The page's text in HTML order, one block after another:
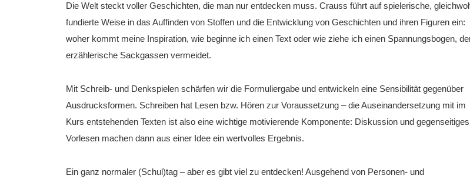
Die Welt steckt voller Geschichten, die man nur entdecken muss. Crauss führt auf spielerische,
fundierte Weise in das Auffinden von Stoffen und die Entwicklung von Geschichten und ihren Figuren ein:
woher kommt meine Inspiration, wie beginne ich einen Text oder wie ziehe ich einen Spannungsbogen,
erzählerische Sackgassen vermeidet.
Mit Schreib- und Denkspielen schärfen wir die Formuliergabe und entwickeln eine Sensibilität gegenüber
Ausdrucksformen. Schreiben hat Lesen bzw. Hören zur Voraussetzung – die Auseinandersetzung mit im
Kurs entstehenden Texten ist also eine wichtige motivierende Komponente: Diskussion und gegenseitiges
Vorlesen machen dann aus einer Idee ein wertvolles Ergebnis.
Ein ganz normaler (Schul)tag – aber es gibt viel zu entdecken! Ausgehend von Personen- und